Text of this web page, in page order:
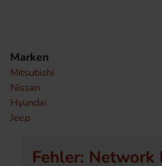
Marken
Mitsubishi
Nissan
Hyundai
Jeep
Fehler: Network